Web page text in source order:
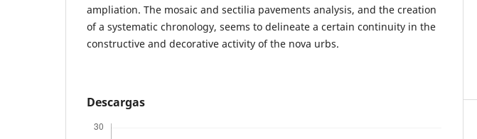
ampliation. The mosaic and sectilia pavements analysis, and the creation
of a systematic chronology, seems to delineate a certain continuity in the
constructive and decorative activity of the nova urbs.
Descargas